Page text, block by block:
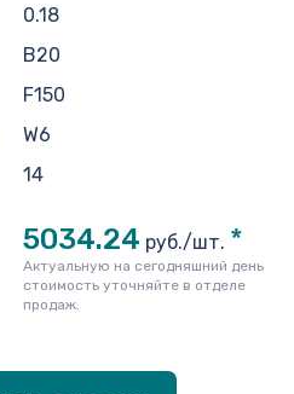
0.18
В20
F150
W6
14
5034.24 руб./шт. *
Актуальную на сегодняшний день
стоимость уточняйте в отделе
продаж.